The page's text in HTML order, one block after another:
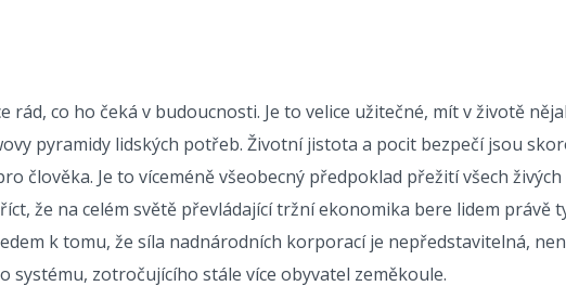
rád, co ho čeká v budoucnosti. Je to velice užitečné, mít v životě
pyramidy lidských potřeb. Životní jistota a pocit bezpečí jsou
člověka. Je to víceméně všeobecný předpoklad přežití všech
že na celém světě převládající tržní ekonomika bere lidem
k tomu, že síla nadnárodních korporací je nepředstavitelná,
systému, zotročujícího stále více obyvatel zeměkoule.